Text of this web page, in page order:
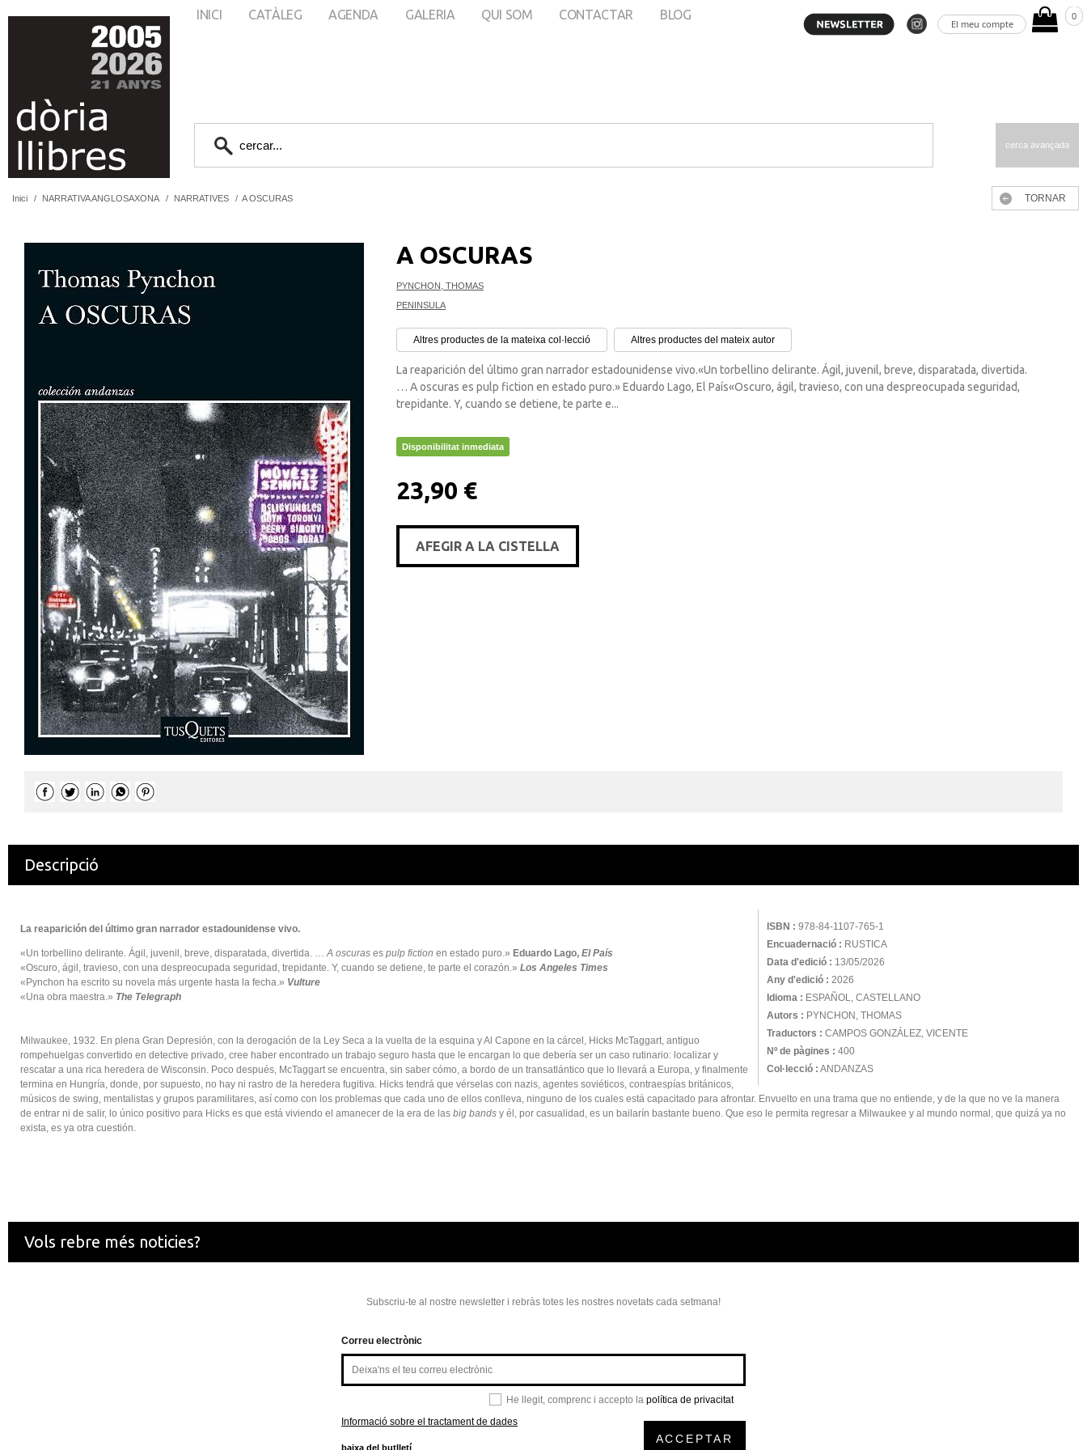
El meu compte
0
INICI CATÀLEG AGENDA GALERIA QUI SOM CONTACTAR BLOG
cerca avançada
Inici / NARRATIVA ANGLOSAXONA / NARRATIVES / A OSCURAS TORNAR
A OSCURAS
PYNCHON, THOMAS
PENINSULA
Altres productes de la mateixa col·lecció Altres productes del mateix autor
La reaparición del último gran narrador estadounidense vivo.«Un torbellino delirante. Ágil, juvenil, breve, disparatada, divertida.
… A oscuras es pulp fiction en estado puro.» Eduardo Lago, El País«Oscuro, ágil, travieso, con una despreocupada seguridad,
trepidante. Y, cuando se detiene, te parte e...
Disponibilitat inmediata
23,90 €
AFEGIR A LA CISTELLA
Descripció
ISBN : 978-84-1107-765-1
Encuadernació : RUSTICA
Data d'edició : 13/05/2026
Any d'edició : 2026
Idioma : ESPAÑOL, CASTELLANO
Autors : PYNCHON, THOMAS
Traductors : CAMPOS GONZÁLEZ, VICENTE
Nº de pàgines : 400
Col·lecció : ANDANZAS
La reaparición del último gran narrador estadounidense vivo.
«Un torbellino delirante. Ágil, juvenil, breve, disparatada, divertida. …A oscuras es pulp fiction en estado puro.» Eduardo Lago, El País
«Oscuro, ágil, travieso, con una despreocupada seguridad, trepidante. Y, cuando se detiene, te parte el corazón.» Los Angeles Times
«Pynchon ha escrito su novela más urgente hasta la fecha.» Vulture
«Una obra maestra.» The Telegraph
Milwaukee, 1932. En plena Gran Depresión, con la derogación de la Ley Seca a la vuelta de la esquina y Al Capone en la cárcel, Hicks McTaggart, antiguo
rompehuelgas convertido en detective privado, cree haber encontrado un trabajo seguro hasta que le encargan lo que debería ser un caso rutinario: localizar y
rescatar a una rica heredera de Wisconsin. Poco después, McTaggart se encuentra, sin saber cómo, a bordo de un transatlántico que lo llevará a Europa, y finalmente
termina en Hungría, donde, por supuesto, no hay ni rastro de la heredera fugitiva. Hicks tendrá que vérselas con nazis, agentes soviéticos, contraespías británicos,
músicos de swing, mentalistas y grupos paramilitares, así como con los problemas que cada uno de ellos conlleva, ninguno de los cuales está capacitado para afrontar. Envuelto en una trama que no entiende, y de la que no ve la manera
de entrar ni de salir, lo único positivo para Hicks es que está viviendo el amanecer de la era de las big bands y él, por casualidad, es un bailarín bastante bueno. Que eso le permita regresar a Milwaukee y al mundo normal, que quizá ya no
exista, es ya otra cuestión.
Vols rebre més noticies?
Subscriu-te al nostre newsletter i rebràs totes les nostres novetats cada setmana!
Correu electrònic
He llegit, comprenc i accepto la política de privacitat
Informació sobre el tractament de dades
baixa del butlletí
ACCEPTAR